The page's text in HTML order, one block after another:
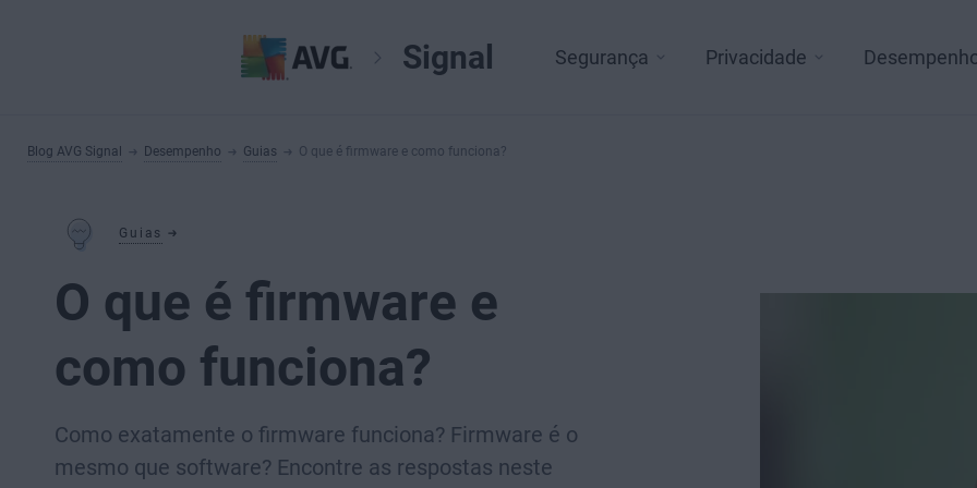
Signal Segurança Privacidade
Blog AVG Signal Desempenho Guias O que é firmware e como funciona?
Guias
O que é firmware e
como funciona?
Como exatamente o firmware funciona? Firmware é o
mesmo que software? Encontre as respostas neste